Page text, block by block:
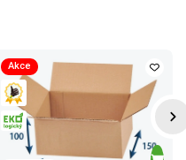
Akce